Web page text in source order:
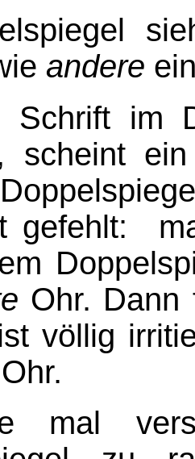
andere
Schrift im
scheint
gefehlt:
Ohr. Dann
völlig
Ohr.
mal